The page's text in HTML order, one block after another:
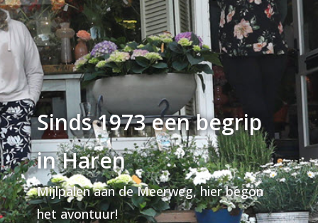
Sinds 1973 een begrip
in Haren
Mijlpalen aan de Meerweg, hier begon
het avontuur!